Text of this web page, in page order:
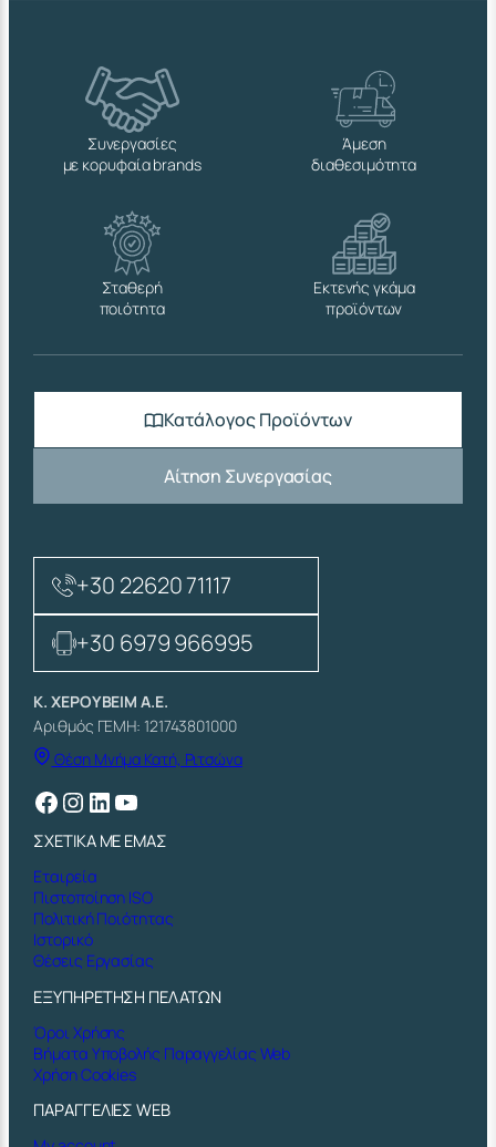
Συνεργασίες
με κορυφαία brands
Άμεση
διαθεσιμότητα
Σταθερή
ποιότητα
Εκτενής γκάμα
προϊόντων
Κατάλογος Προϊόντων
Αίτηση Συνεργασίας
+30 22620 71117
+30 6979 966995
Κ. ΧΕΡΟΥΒΕΙΜ Α.Ε.
Αριθμός ΓΕΜΗ: 121743801000
Θέση Μνήμα Κατή, Ριτσώνα
Facebook Instagram Linkedin YouTube
ΣΧΕΤΙΚΑ ΜΕ ΕΜΑΣ
Εταιρεία
Πιστοποίηση ISO
Πολιτική Ποιότητας
Ιστορικό
Θέσεις Εργασίας
ΕΞΥΠΗΡΕΤΗΣΗ ΠΕΛΑΤΩΝ
Όροι Χρήσης
Βήματα Υποβολής Παραγγελίας Web
Χρήση Cookies
ΠΑΡΑΓΓΕΛΙΕΣ WEB